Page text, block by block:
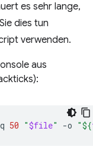
es sehr lange,
dies tun
verwenden.
aus
50 "$file" -o "${